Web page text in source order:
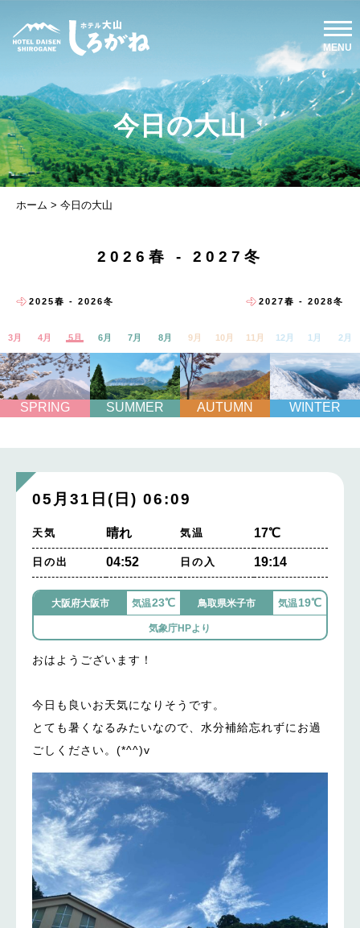
今日の大山
ホーム > 今日の大山
2025春 - 2026冬
2026春 - 2027冬
2027春 - 2028冬
3月 4月 5月
SPRING
6月 7月 8月
SUMMER
9月 10月 11月
AUTUMN
12月 1月 2月
WINTER
05月31日(日) 06:09
天気 晴れ 気温 17℃
日の出 04:52 日の入 19:14
大阪府大阪市 気温23℃ 鳥取県米子市 気温19℃
気象庁HPより
おはようございます！
今日も良いお天気になりそうです。
とても暑くなるみたいなので、水分補給忘れずにお過
ごしください。(*^^)v